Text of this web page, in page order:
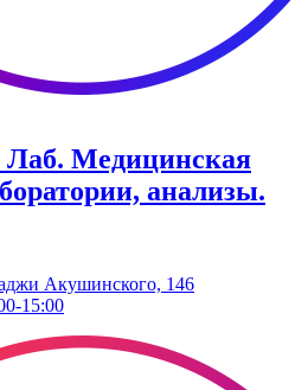
Лаб. Медицинская
анализы.
Акушинского, 146
15:00